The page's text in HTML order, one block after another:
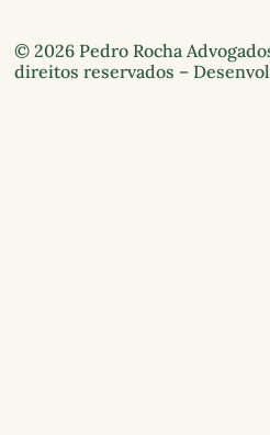
© 2026 Pedro Rocha
direitos reservados –